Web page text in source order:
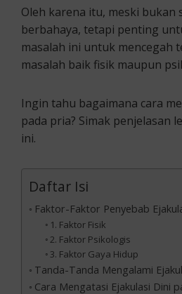
Oleh karena itu, meski bukan
berbahaya, tetapi penting
masalah ini untuk mencegah
masalah baik fisik maupun
Ingin tahu bagaimana cara
pada pria? Simak penjelasan
ini.
Daftar Isi
Faktor-Faktor Penyebab
1. Faktor Fisik
2. Faktor Psikologis
3. Faktor Gaya Hidup
Tanda-Tanda Mengalami
Cara Mengatasi Ejakulasi Dini